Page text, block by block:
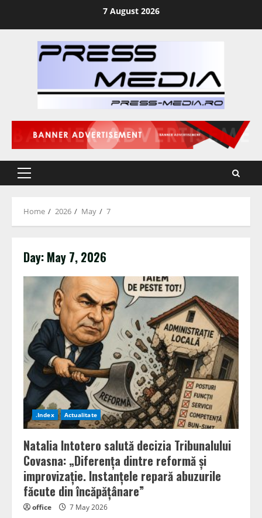
7 August 2026
Primary
Home 2026 May 7
Day: May 7, 2026
.Index Actualitate
Natalia Intotero salută decizia Tribunalului
Covasna: „Diferența dintre reformă și
improvizație. Instanțele repară abuzurile
făcute din încăpățânare”
office 7 May 2026